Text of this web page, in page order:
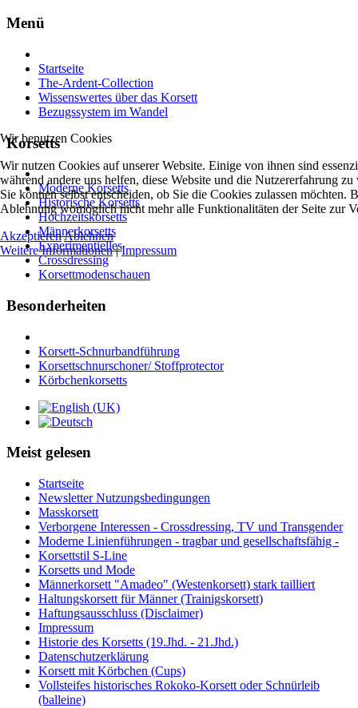
Menü
Startseite
The-Ardent-Collection
Wissenswertes über das Korsett
Bezugssystem im Wandel
Korsetts
Moderne Korsetts
Historische Korsetts
Hochzeitskorsetts
Männerkorsetts
Experimentielles
Crossdressing
Korsettmodenschauen
Besonderheiten
Korsett-Schnurbandführung
Korsettschnurschoner/ Stoffprotector
Körbchenkorsetts
Meist gelesen
Startseite
Newsletter Nutzungsbedingungen
Masskorsett
Verborgene Interessen - Crossdressing, TV und Transgender
Moderne Linienführungen - tragbar und gesellschaftsfähig -
Korsettstil S-Line
Korsetts und Mode
Männerkorsett "Amadeo" (Westenkorsett) stark tailliert
Haltungskorsett für Männer (Trainigskorsett)
Haftungsausschluss (Disclaimer)
Impressum
Historie des Korsetts (19.Jhd. - 21.Jhd.)
Datenschutzerklärung
Korsett mit Körbchen (Cups)
Vollsteifes historisches Rokoko-Korsett oder Schnürleib
(balleine)
Wir benutzen Cookies
Wir nutzen Cookies auf unserer Website. Einige von ihnen sind
während andere uns helfen, diese Website und die Nutzererfahrung
Sie können selbst entscheiden, ob Sie die Cookies zulassen möchten.
Ablehnung womöglich nicht mehr alle Funktionalitäten der Seite zur
AkzeptierenAblehnen
Weitere Informationen|Impressum